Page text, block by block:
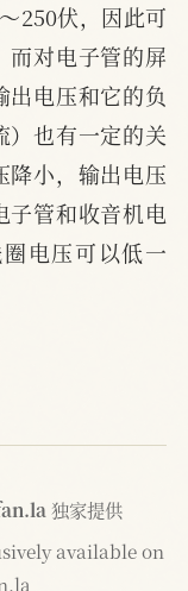
250伏，因此可
而对电子管的屏
出电压和它的负
）也有一定的关
降小，输出电压
子管和收音机电
电压可以低一
独家提供
available on